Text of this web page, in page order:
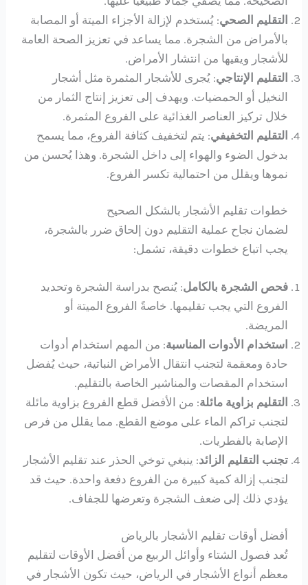
التقليم الصحي: يُستخدم لإزالة الأجزاء الميتة أو المصابة
بالأمراض من الشجرة. مما يساعد في تعزيز الصحة العامة
للأشجار ويقيها من انتشار الأمراض.
التقليم الإنتاجي: يُجرى للأشجار المثمرة مثل أشجار
النخيل أو الحمضيات. ويهدف إلى تعزيز إنتاج الثمار من
خلال تركيز العناصر الغذائية على الفروع المثمرة.
التقليم التخفيفي: يتم لتخفيف كثافة الفروع، مما يسمح
بدخول الضوء والهواء إلى داخل الشجرة. وهذا يُحسن من
نموها ويقلل من احتمالية تكسر الفروع.
خطوات تقليم الأشجار بالشكل الصحيح
لضمان نجاح عملية التقليم دون إلحاق ضرر بالشجرة،
يجب اتباع خطوات دقيقة، تشمل:
فحص الشجرة بالكامل: يُنصح بدراسة الشجرة وتحديد
الفروع التي يجب تقليمها. خاصةً الفروع الميتة أو
المريضة.
استخدام الأدوات المناسبة: من المهم استخدام أدوات
حادة ومعقمة لتجنب انتقال الأمراض النباتية، حيث يُفضل
استخدام المقصات والمناشير الخاصة بالتقليم.
التقليم بزاوية مائلة: من الأفضل قطع الفروع بزاوية مائلة
لتجنب تراكم الماء على موضع القطع. مما يقلل من فرص
الإصابة بالفطريات.
تجنب التقليم الزائد: ينبغي توخي الحذر عند تقليم الأشجار
لتجنب إزالة كمية كبيرة من الفروع دفعة واحدة. حيث قد
يؤدي ذلك إلى ضعف الشجرة وتعرضها للجفاف.
أفضل أوقات تقليم الأشجار بالرياض
تُعد فصول الشتاء وأوائل الربيع من أفضل الأوقات لتقليم
معظم أنواع الأشجار في الرياض، حيث تكون الأشجار في